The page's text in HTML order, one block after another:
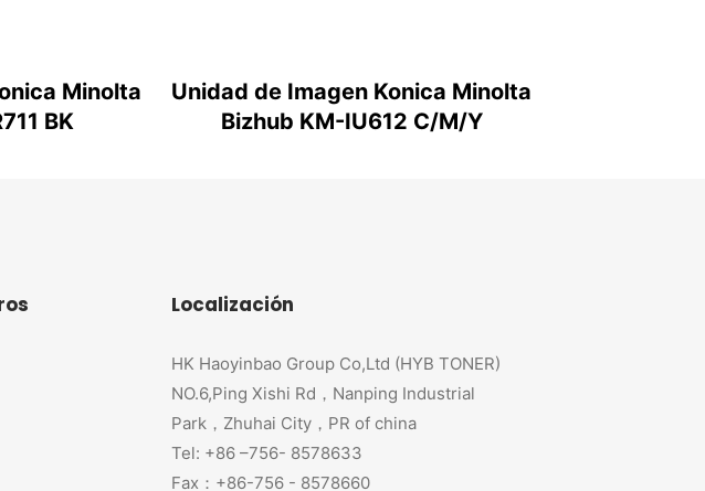
Minolta
BK
Unidad de Imagen Konica Minolta
Bizhub KM-IU612 C/M/Y
Localización
HK Haoyinbao Group Co,Ltd (HYB TONER)
NO.6,Ping Xishi Rd，Nanping Industrial
Park，Zhuhai City，PR of china
Tel: +86 –756- 8578633
Fax：+86-756 - 8578660